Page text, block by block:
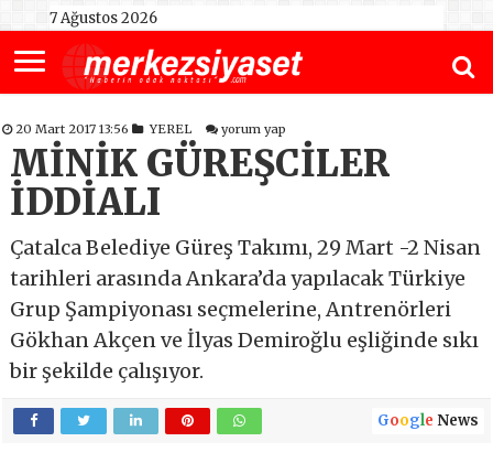
7 Ağustos 2026
20 Mart 2017 13:56 YEREL yorum yap
MİNİK GÜREŞCİLER
İDDİALI
Çatalca Belediye Güreş Takımı, 29 Mart -2 Nisan
tarihleri arasında Ankara’da yapılacak Türkiye
Grup Şampiyonası seçmelerine, Antrenörleri
Gökhan Akçen ve İlyas Demiroğlu eşliğinde sıkı
bir şekilde çalışıyor.
Google News